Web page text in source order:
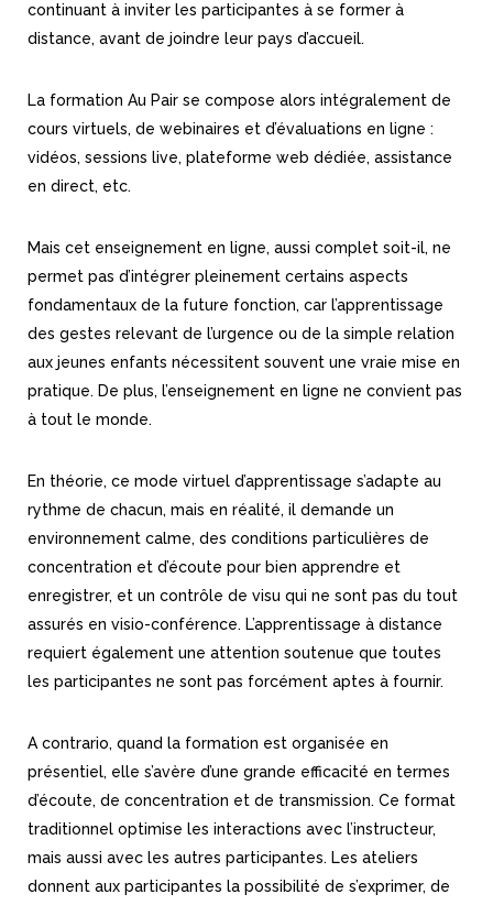
continuant à inviter les participantes à se former à
distance, avant de joindre leur pays d’accueil.
La formation Au Pair se compose alors intégralement de
cours virtuels, de webinaires et d’évaluations en ligne :
vidéos, sessions live, plateforme web dédiée, assistance
en direct, etc.
Mais cet enseignement en ligne, aussi complet soit-il, ne
permet pas d’intégrer pleinement certains aspects
fondamentaux de la future fonction, car l’apprentissage
des gestes relevant de l’urgence ou de la simple relation
aux jeunes enfants nécessitent souvent une vraie mise en
pratique. De plus, l’enseignement en ligne ne convient pas
à tout le monde.
En théorie, ce mode virtuel d’apprentissage s’adapte au
rythme de chacun, mais en réalité, il demande un
environnement calme, des conditions particulières de
concentration et d’écoute pour bien apprendre et
enregistrer, et un contrôle de visu qui ne sont pas du tout
assurés en visio-conférence. L’apprentissage à distance
requiert également une attention soutenue que toutes
les participantes ne sont pas forcément aptes à fournir.
A contrario, quand la formation est organisée en
présentiel, elle s’avère d’une grande efficacité en termes
d’écoute, de concentration et de transmission. Ce format
traditionnel optimise les interactions avec l’instructeur,
mais aussi avec les autres participantes. Les ateliers
donnent aux participantes la possibilité de s’exprimer, de